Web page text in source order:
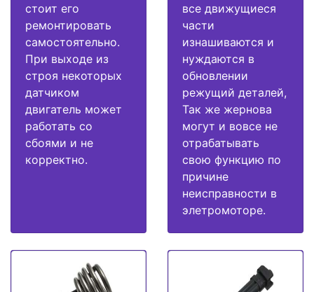
стоит его
ремонтировать
самостоятельно.
При выходе из
строя некоторых
датчиком
двигатель может
работать со
сбоями и не
корректно.
все движущиеся
части
изнашиваются и
нуждаются в
обновлении
режущий деталей,
Так же жернова
могут и вовсе не
отрабатывать
свою функцию по
причине
неисправности в
элетромоторе.